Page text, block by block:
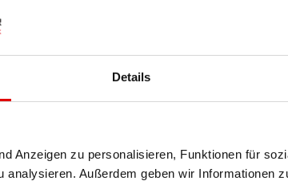
Details
Anzeigen zu personalisieren, Funktionen für
analysieren. Außerdem geben wir Informationen
Das Markisen-Freigestell von
lieber im Garten – das neue Markisen-Freigestell
zu wählen. Bestückt mit einer oder zwei
kühlen Schatten genau dort, wo Sie ihn